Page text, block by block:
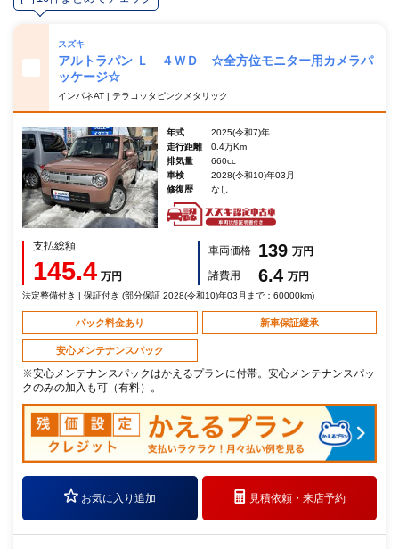
スズキ
アルトラパン Ｌ ４ＷＤ ☆全方位モニター用カメラパ
ッケージ☆
インパネAT | テラコッタピンクメタリック
年式
2025(令和7)年
走行距離
0.4万Km
排気量
660cc
車検
2028(令和10)年03月
修復歴
なし
支払総額
145.4 万円
車両価格 139 万円
諸費用
6.4 万円
法定整備付き | 保証付き (部分保証 2028(令和10)年03月まで：60000km)
パック料金あり 新車保証継承
安心メンテナンスパック
※安心メンテナンスパックはかえるプランに付帯。安心メンテナンスパッ
クのみの加入も可（有料）。
お気に入り追加 見積依頼・来店予約